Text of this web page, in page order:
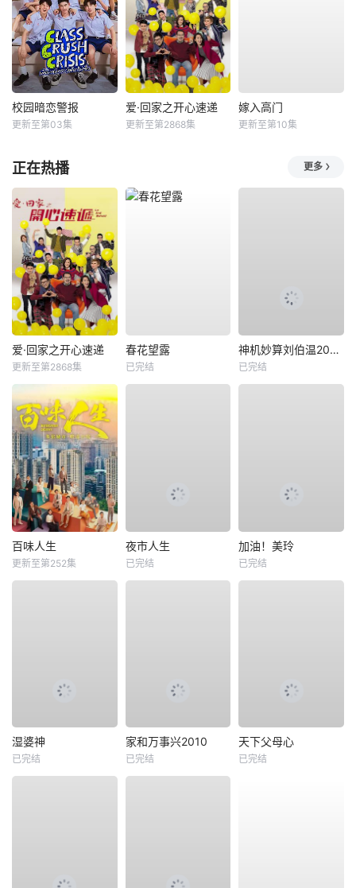
校园暗恋警报
更新至第03集
爱·回家之开心速递
更新至第2868集
嫁入高门
更新至第10集
正在热播 更多
爱·回家之开心速递
更新至第2868集
春花望露
已完结
神机妙算刘伯温2006
已完结
百味人生
更新至第252集
夜市人生
已完结
加油！美玲
已完结
湿婆神
已完结
家和万事兴2010
已完结
天下父母心
已完结